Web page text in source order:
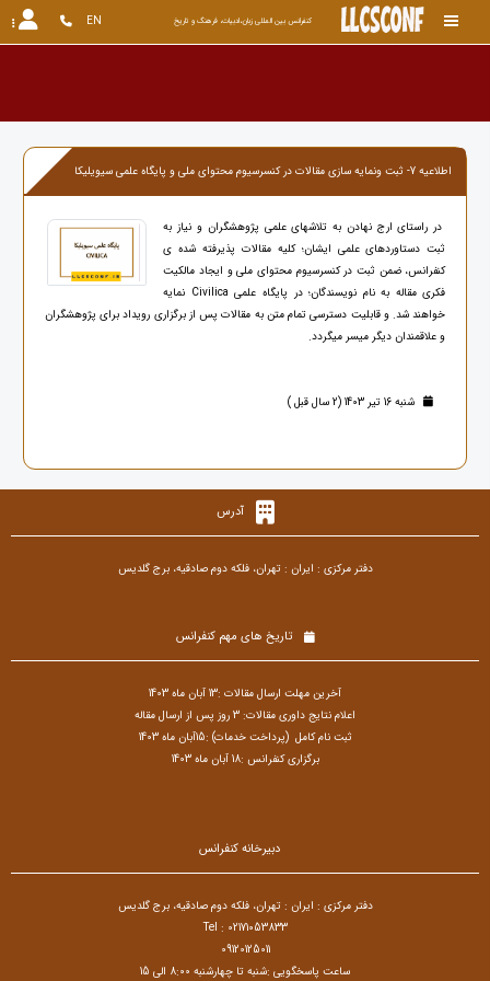
کنفرانس بین المللی زبان،ادبیات، فرهنگ و تاریخ EN
اطلاعیه 7- ثبت ونمایه سازی مقالات در کنسرسیوم محتوای ملی و پایگاه علمی سیویلیکا
در راستای ارج نهادن به تلاشهای علمی پژوهشگران و نیاز به
ثبت دستاوردهای علمی ایشان؛ کلیه مقالات پذیرفته شده ی
کنفرانس، ضمن ثبت در کنسرسیوم محتوای ملی و ایجاد مالکیت
فکری مقاله به نام نویسندگان؛ در پایگاه علمی Civilica
نمایه
خواهند شد. و قابلیت دسترسی تمام متن به مقالات پس از برگزاری رویداد برای پژوهشگران
و علاقمندان دیگر میسر میگردد.
شنبه 16 تیر 1403 (2 سال قبل )
آدرس
دفتر مرکزی : ایران : تهران، فلکه دوم صادقیه، برج گلدیس
تاریخ های مهم کنفرانس
آخرین مهلت ارسال مقالات :13 آبان ماه 1403
اعلام نتایج داوری مقالات: 3 روز پس از ارسال مقاله
ثبت نام کامل (پرداخت خدمات) :15آبان ماه 1403
برگزاری کنفرانس :18 آبان ماه 1403
دبیرخانه کنفرانس
دفتر مرکزی : ایران : تهران، فلکه دوم صادقیه، برج گلدیس
Tel : 02171053833
09120125011
ساعت پاسخگویی :شنبه تا چهارشنبه 8:00 الی 15